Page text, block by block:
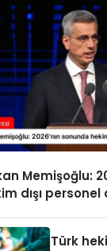
Memişoğlu:
dışı personel
Türk